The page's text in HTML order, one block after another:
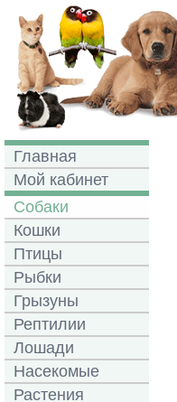
Главная
Мой кабинет
Собаки
Кошки
Птицы
Рыбки
Грызуны
Рептилии
Лошади
Насекомые
Растения